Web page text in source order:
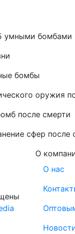
умными бомбами
бомбы
оружия
после смерти
сфер после
О
О нас